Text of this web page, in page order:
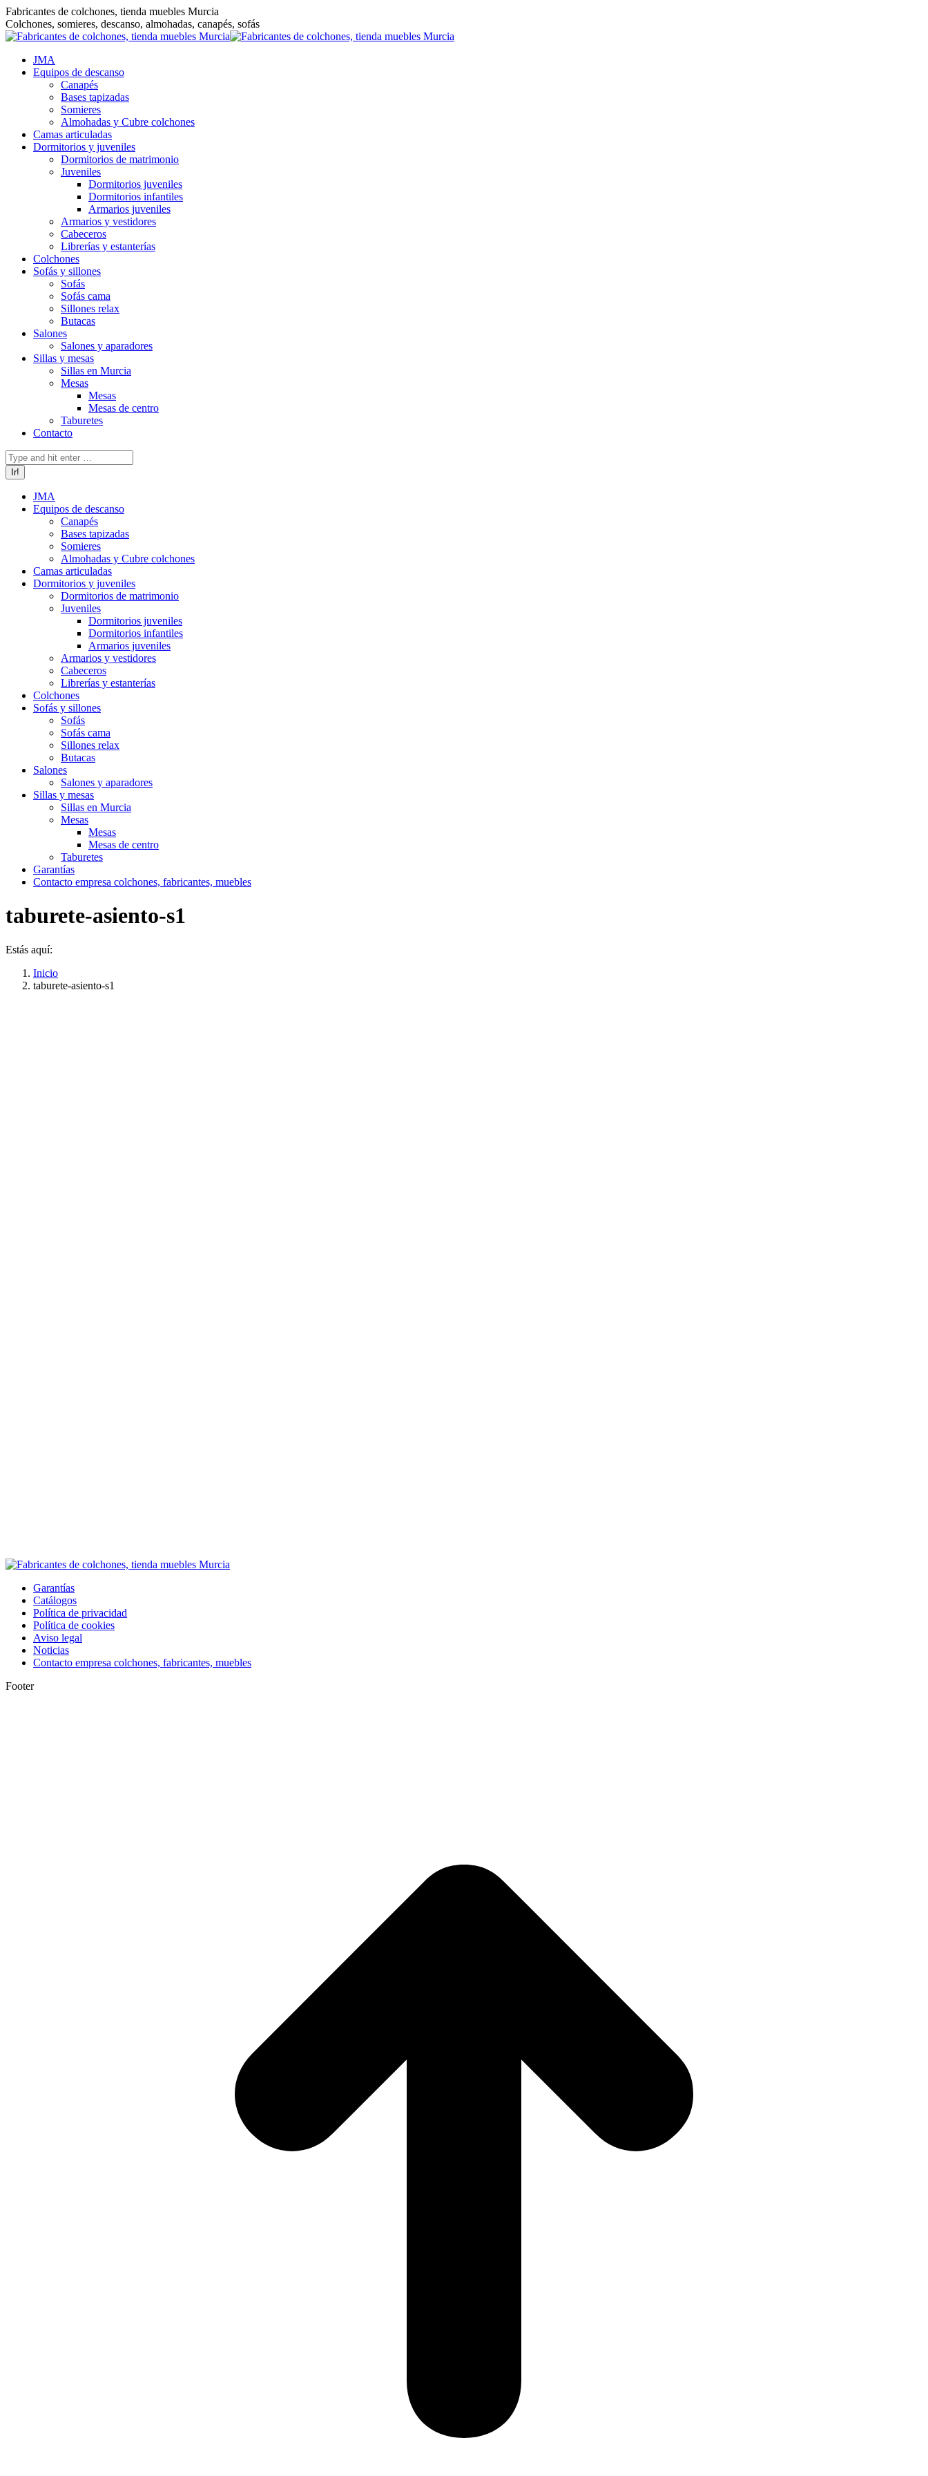
Saltar
al
contenido
Fabricantes de colchones, tienda muebles Murcia
Colchones, somieres, descanso, almohadas, canapés, sofás
JMA
Equipos de descanso
Canapés
Bases tapizadas
Somieres
Almohadas y Cubre colchones
Camas articuladas
Dormitorios y juveniles
Dormitorios de matrimonio
Juveniles
Dormitorios juveniles
Dormitorios infantiles
Armarios juveniles
Armarios y vestidores
Cabeceros
Librerías y estanterías
Colchones
Sofás y sillones
Sofás
Sofás cama
Sillones relax
Butacas
Salones
Salones y aparadores
Sillas y mesas
Sillas en Murcia
Mesas
Mesas
Mesas de centro
Taburetes
Contacto
Buscar:
JMA
Equipos de descanso
Canapés
Bases tapizadas
Somieres
Almohadas y Cubre colchones
Camas articuladas
Dormitorios y juveniles
Dormitorios de matrimonio
Juveniles
Dormitorios juveniles
Dormitorios infantiles
Armarios juveniles
Armarios y vestidores
Cabeceros
Librerías y estanterías
Colchones
Sofás y sillones
Sofás
Sofás cama
Sillones relax
Butacas
Salones
Salones y aparadores
Sillas y mesas
Sillas en Murcia
Mesas
Mesas
Mesas de centro
Taburetes
Garantías
Contacto empresa colchones, fabricantes, muebles
taburete-asiento-s1
Estás aquí:
Inicio
taburete-asiento-s1
Garantías
Catálogos
Política de privacidad
Política de cookies
Aviso legal
Noticias
Contacto empresa colchones, fabricantes, muebles
Footer